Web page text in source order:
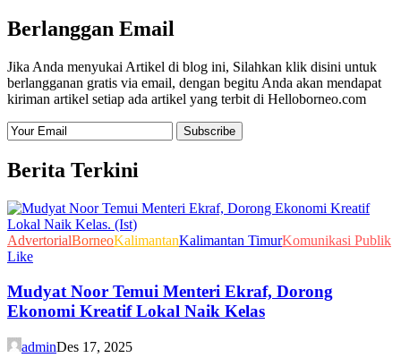
Berlanggan Email
Jika Anda menyukai Artikel di blog ini, Silahkan klik disini untuk
berlangganan gratis via email, dengan begitu Anda akan mendapat
kiriman artikel setiap ada artikel yang terbit di Helloborneo.com
Berita Terkini
AdvertorialBorneoKalimantanKalimantan TimurKomunikasi Publik
Like
Mudyat Noor Temui Menteri Ekraf, Dorong
Ekonomi Kreatif Lokal Naik Kelas
adminDes 17, 2025